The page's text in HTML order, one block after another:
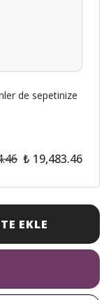
de sepetinize
₺ 19,483.46
EKLE